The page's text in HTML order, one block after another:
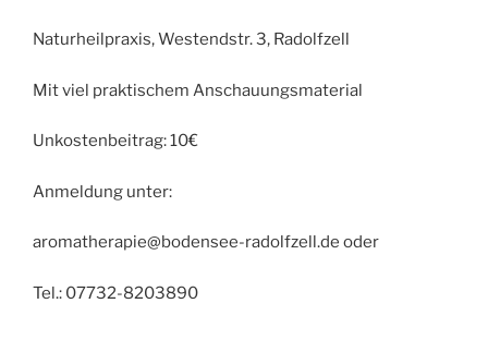
Naturheilpraxis, Westendstr. 3, Radolfzell
Mit viel praktischem Anschauungsmaterial
Unkostenbeitrag: 10€
Anmeldung unter:
aromatherapie@bodensee-radolfzell.de oder
Tel.: 07732-8203890